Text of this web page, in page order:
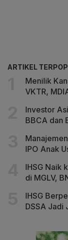
ARTIKEL
Menilik
VKTR,
Investor
BBCA dan
IPO Anak
IHSG Naik
di MGLV,
IHSG
DSSA Jadi